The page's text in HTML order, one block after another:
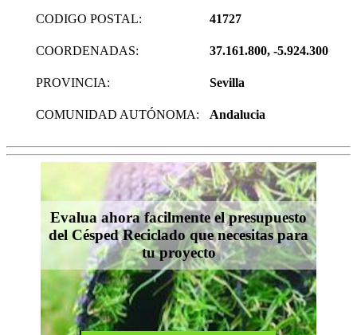
CODIGO POSTAL: 41727
COORDENADAS: 37.161.800, -5.924.300
PROVINCIA: Sevilla
COMUNIDAD AUTÓNOMA: Andalucia
Evalua ahora facilmente el presupuesto
del Césped Reciclado que necesitas para
tu proyecto